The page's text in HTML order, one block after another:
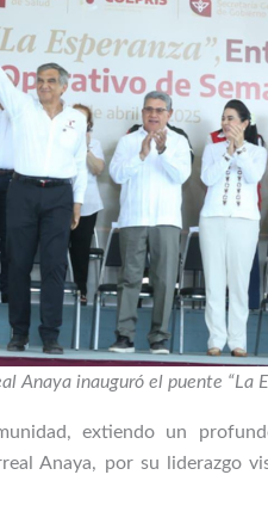
Anaya inauguró el puente “La
extiendo un
Anaya, por su liderazgo